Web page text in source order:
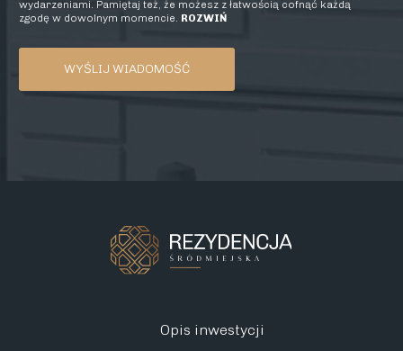
wydarzeniami. Pamiętaj też, że możesz z łatwością cofnąć każdą
zgodę w dowolnym momencie. ROZWIŃ
Opis inwestycji